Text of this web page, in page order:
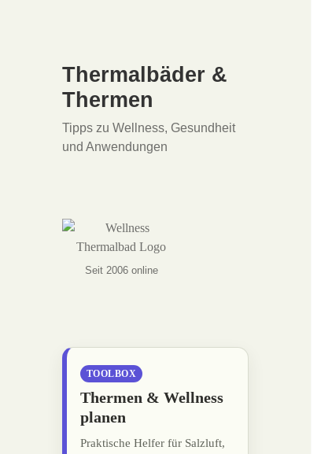
Thermalbäder &
Thermen
Tipps zu Wellness, Gesundheit
und Anwendungen
Seit 2006 online
TOOLBOX
Thermen & Wellness
planen
Praktische Helfer für Salzluft,